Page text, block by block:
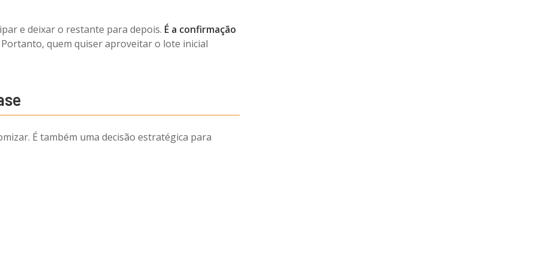
e deixar o restante para depois. É a confirmação
quem quiser aproveitar o lote inicial
É também uma decisão estratégica para